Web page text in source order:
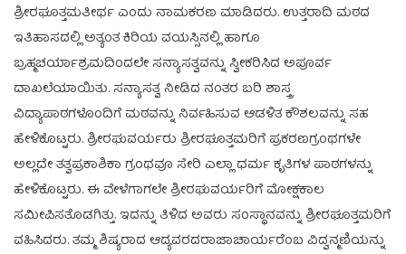
ಶ್ರೀರಘೂತ್ತಮತೀರ್ಥ ಎಂದು ನಾಮಕರಣ ಮಾಡಿದರು. ಉತ್ತರಾದಿ ಮಠದ
ಇತಿಹಾಸದಲ್ಲಿ ಅತ್ಯಂತ ಕಿರಿಯ ವಯಸ್ಸಿನಲ್ಲಿ ಹಾಗೂ
ಬ್ರಹ್ಮಚರ್ಯಾಶ್ರಮದಿಂದಲೇ ಸನ್ಯಾಸತ್ವವನ್ನು ಸ್ವೀಕರಿಸಿದ ಅಪೂರ್ವ
ದಾಖಲೆಯಾಯಿತು. ಸನ್ಯಾಸತ್ವ ನೀಡಿದ ನಂತರ ಬರಿ ಶಾಸ್ತ್ರ
ವಿದ್ಯಾಪಾಠಗಳೊಂದಿಗೆ ಮಠವನ್ನು ನಿರ್ವಹಿಸುವ ಆಡಳಿತ ಕೌಶಲವನ್ನು ಸಹ
ಹೇಳಿಕೊಟ್ಟರು. ಶ್ರೀರಘುವರ್ಯರು ಶ್ರೀರಘೂತ್ತಮರಿಗೆ ಪ್ರಕರಣಗ್ರಂಥಗಳೇ
ಅಲ್ಲದೇ ತತ್ವಪ್ರಕಾಶಿಕಾ ಗ್ರಂಥವೂ ಸೇರಿ ಎಲ್ಲಾ ಧರ್ಮ ಕೃತಿಗಳ ಪಾಠಗಳನ್ನು
ಹೇಳಿಕೊಟ್ಟರು. ಈ ವೇಳೆಗಾಗಲೇ ಶ್ರೀರಘುವರ್ಯರಿಗೆ ಮೋಕ್ಷಕಾಲ
ಸಮೀಪಿಸತೊಡಗಿತ್ತು. ಇದನ್ನು ತಿಳಿದ ಅವರು ಸಂಸ್ಥಾನವನ್ನು ಶ್ರೀರಘೂತ್ತಮರಿಗೆ
ವಹಿಸಿದರು. ತಮ್ಮ ಶಿಷ್ಯರಾದ ಆದ್ಯವರದರಾಜಾಚಾರ್ಯರೆಂಬ ವಿದ್ವನ್ಮಣಿಯನ್ನು